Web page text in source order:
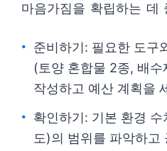
마음가짐을 확립하는 데
준비하기: 필요한 도구
(토양 혼합물 2종, 배
작성하고 예산 계획을
확인하기: 기본 환경
도)의 범위를 파악하고